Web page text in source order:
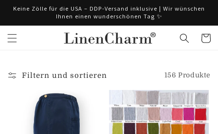
zum
Keine Zölle für die USA – DDP-Versand inklusive | Wir wünschen
Ihnen einen wunderschönen Tag ✨
Filtern und sortieren 156 Produkte